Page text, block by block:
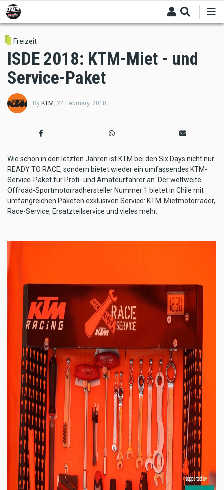
Skip
to
main
content
Freizeit
ISDE 2018: KTM-Miet - und
Service-Paket
By KTM 24 February, 2018
Wie schon in den letzten Jahren ist KTM bei den Six Days nicht nur
READY TO RACE, sondern bietet wieder ein umfassendes KTM-
Service-Paket für Profi- und Amateurfahrer an. Der weltweite
Offroad-Sportmotorradhersteller Nummer 1 bietet in Chile mit
umfangreichen Paketen exklusiven Service: KTM-Mietmotorräder,
Race-Service, Ersatzteilservice und vieles mehr.